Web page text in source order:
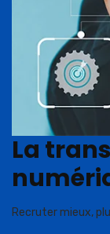
La
Recruter mieux,